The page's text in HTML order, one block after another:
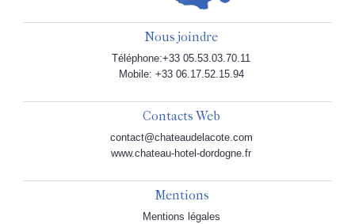
Nous joindre
Téléphone:+33 05.53.03.70.11
Mobile: +33 06.17.52.15.94
Contacts Web
contact@chateaudelacote.com
www.chateau-hotel-dordogne.fr
Mentions
Mentions légales